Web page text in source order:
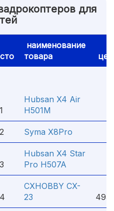
для
наименование
товара
Hubsan X4 Air
H501M
Syma X8Pro
Hubsan X4 Star
Pro H507A
CXHOBBY CX-
23
493